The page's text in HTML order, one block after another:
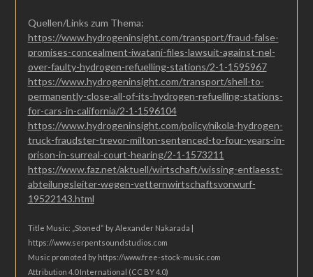
Quellen/Links zum Thema:
https://www.hydrogeninsight.com/transport/fraud-false-
promises-concealment-iwatani-files-lawsuit-against-nel-
over-faulty-hydrogen-refuelling-stations/2-1-1595967
https://www.hydrogeninsight.com/transport/shell-to-
permanently-close-all-of-its-hydrogen-refuelling-stations-
for-cars-in-california/2-1-1596104
https://www.hydrogeninsight.com/policy/nikola-hydrogen-
truck-fraudster-trevor-milton-sentenced-to-four-years-in-
prison-in-surreal-court-hearing/2-1-1573211
https://www.faz.net/aktuell/wirtschaft/wissing-entlaesst-
abteilungsleiter-wegen-vetternwirtschaftsvorwurf-
19522143.html
Title Music: „Stoned“ by Alexander Nakarada |
https://www.serpentsoundstudios.com
Music promoted by https://www.free-stock-music.com
Attribution 4.0 International (CC BY 4.0)